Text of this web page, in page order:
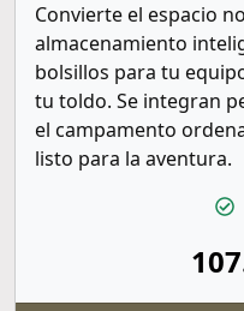
Convierte el espacio
almacenamiento
bolsillos para tu
tu toldo. Se integran
el campamento
listo para la aventura.